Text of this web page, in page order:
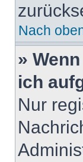
Nach
»
ich
Nur